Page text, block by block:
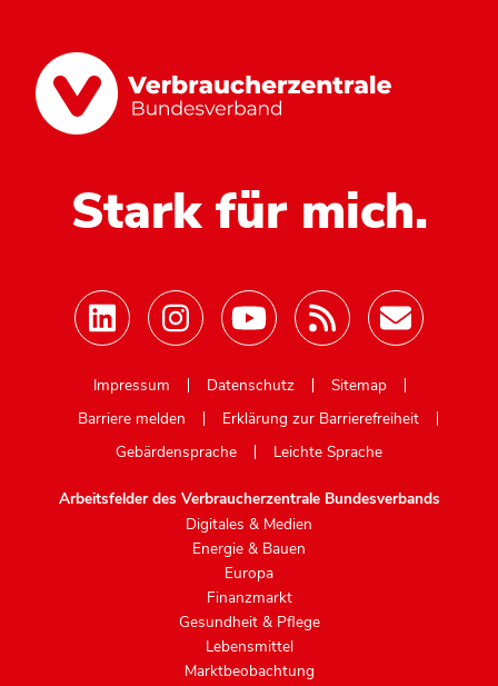
Stark für mich.
Impressum
Datenschutz
Sitemap
Barriere melden
Erklärung zur Barrierefreiheit
Gebärdensprache
Leichte Sprache
Arbeitsfelder des Verbraucherzentrale Bundesverbands
Digitales & Medien
Energie & Bauen
Europa
Finanzmarkt
Gesundheit & Pflege
Lebensmittel
Marktbeobachtung